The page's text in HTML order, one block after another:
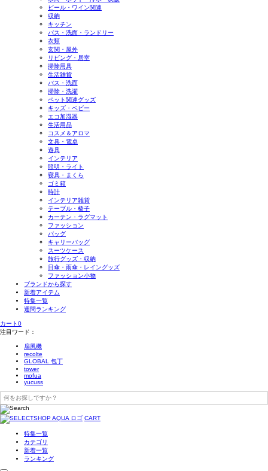
ビール・ワイン関連
収納
キッチン
バス・洗面・ランドリー
衣類
玄関・屋外
リビング・居室
掃除用具
生活雑貨
バス・洗面
掃除・洗濯
ペット関連グッズ
キッズ・ベビー
エコ加湿器
生活用品
コスメ＆アロマ
文具・電卓
遊具
インテリア
照明・ライト
寝具・まくら
ゴミ箱
時計
インテリア雑貨
テーブル・椅子
カーテン・ラグマット
ファッション
バッグ
キャリーバッグ
スーツケース
旅行グッズ・収納
日傘・雨傘・レイングッズ
ファッション小物
ブランドから探す
新着アイテム
特集一覧
週間ランキング
カート0
注目ワード：
扇風機
recolte
GLOBAL 包丁
tower
mofua
yucuss
CART
特集一覧
カテゴリ
新着一覧
ランキング